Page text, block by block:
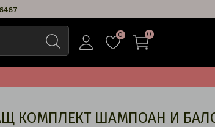
0 0
КОМПЛЕКТ ШАМПОАН И